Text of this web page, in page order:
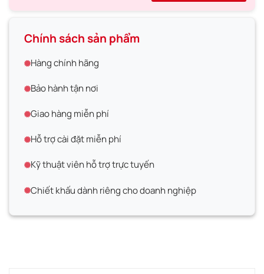
Chính sách sản phẩm
Hàng chính hãng
Bảo hành tận nơi
Giao hàng miễn phí
Hỗ trợ cài đặt miễn phí
Kỹ thuật viên hỗ trợ trực tuyến
Chiết khấu dành riêng cho doanh nghiệp